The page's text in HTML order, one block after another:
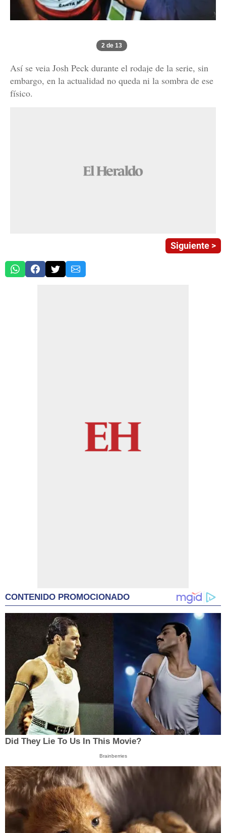
2 de 13
Así se veia Josh Peck durante el rodaje de la serie, sin
embargo, en la actualidad no queda ni la sombra de ese
físico.
Siguiente >
CONTENIDO PROMOCIONADO
Did They Lie To Us In This Movie?
Brainberries